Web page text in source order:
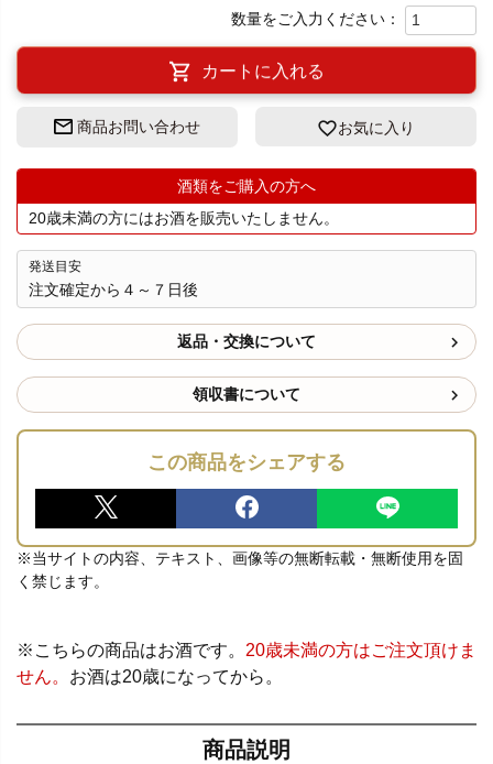
カートに入れる
商品お問い合わせ お気に入り
酒類をご購入の方へ
20歳未満の方にはお酒を販売いたしません。
発送目安
注文確定から４～７日後
返品・交換について
領収書について
この商品をシェアする
※当サイトの内容、テキスト、画像等の無断転載・無断使用を固
く禁じます。
※こちらの商品はお酒です。 20歳未満の方はご注文頂けま
せん。 お酒は20歳になってから。
商品説明